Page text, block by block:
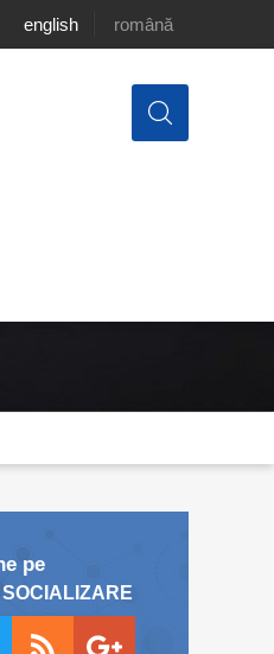
english română
pe